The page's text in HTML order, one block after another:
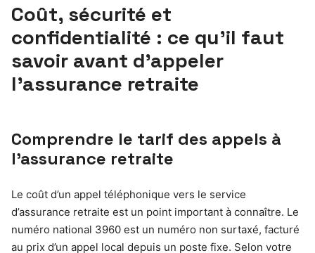
Coût, sécurité et
confidentialité : ce qu’il faut
savoir avant d’appeler
l’assurance retraite
Comprendre le tarif des appels à
l’assurance retraite
Le coût d’un appel téléphonique vers le service
d’assurance retraite est un point important à connaître. Le
numéro national 3960 est un numéro non surtaxé, facturé
au prix d’un appel local depuis un poste fixe. Selon votre